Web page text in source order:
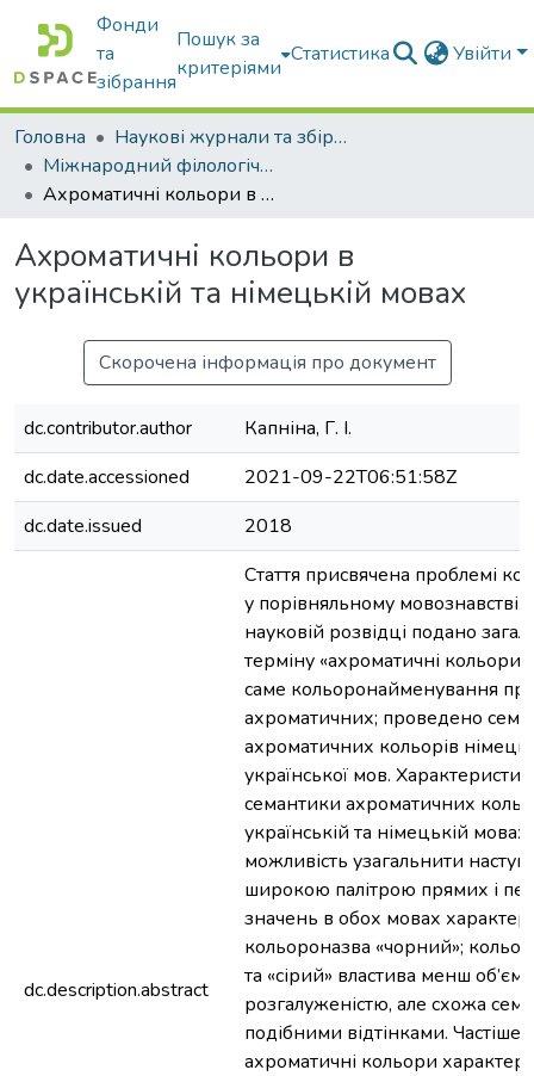
Фонди
та
зібрання
Пошук за
критеріями
Статистика Увійти
Головна
Наукові журнали та збірники видань
Міжнародний філологічний часопис
Ахроматичні кольори в українській та німецькій мовах
Ахроматичні кольори в
українській та німецькій мовах
Скорочена інформація про документ
dc.contributor.author
Капніна, Г. І.
dc.date.accessioned
2021-09-22T06:51:58Z
dc.date.issued
2018
dc.description.abstract
Стаття присвячена проблемі
у порівняльному мовознавстві.
науковій розвідці подано
терміну «ахроматичні
саме кольоронайменування
ахроматичних; проведено
ахроматичних кольорів
української мов.
семантики ахроматичних
українській та німецькій
можливість узагальнити
широкою палітрою прямих і
значень в обох мовах
кольороназва «чорний»;
та «сірий» властива менш
розгалуженістю, але схожа
подібними відтінками. Частіше
ахроматичні кольори